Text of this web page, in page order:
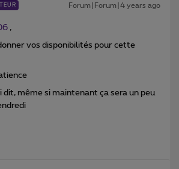
Forum|Forum|4 years ago
,
vos disponibilités pour cette
dit, même si maintenant ça sera un peu